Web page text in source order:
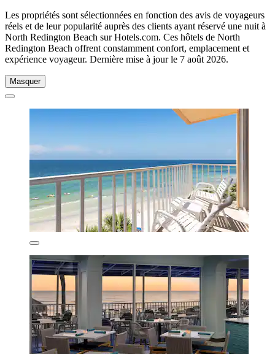
Les propriétés sont sélectionnées en fonction des avis de voyageurs
réels et de leur popularité auprès des clients ayant réservé une nuit à
North Redington Beach sur Hotels.com. Ces hôtels de North
Redington Beach offrent constamment confort, emplacement et
expérience voyageur. Dernière mise à jour le 7 août 2026.
Masquer